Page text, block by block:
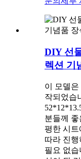
DIY 선
렉션 기
이 모델은
작되었습
분들께
평한 시트
따라 진
필요 없